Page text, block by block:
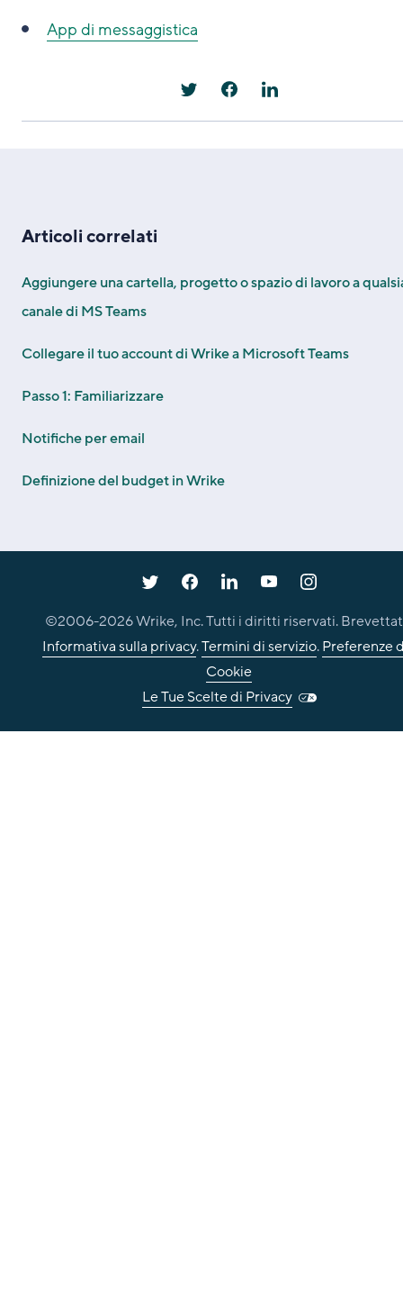
App di messaggistica
Articoli correlati
Aggiungere una cartella, progetto o spazio di lavoro a
canale di MS Teams
Collegare il tuo account di Wrike a Microsoft Teams
Passo 1: Familiarizzare
Notifiche per email
Definizione del budget in Wrike
©2006-2026Wrike, Inc. Tutti i diritti riservati.
Informativa sulla privacy.Termini di servizio.Preferenze
Cookie
Le Tue Scelte di Privacy